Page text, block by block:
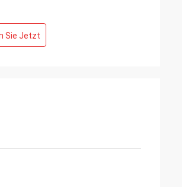
Sie Jetzt